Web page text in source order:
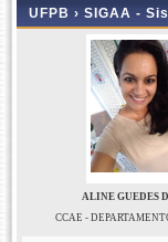
UFPB › SIGAA -
ALINE GUEDES
CCAE -